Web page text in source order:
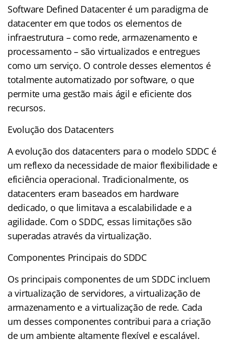
Software Defined Datacenter é um paradigma de
datacenter em que todos os elementos de
infraestrutura – como rede, armazenamento e
processamento – são virtualizados e entregues
como um serviço. O controle desses elementos é
totalmente automatizado por software, o que
permite uma gestão mais ágil e eficiente dos
recursos.
Evolução dos Datacenters
A evolução dos datacenters para o modelo SDDC é
um reflexo da necessidade de maior flexibilidade e
eficiência operacional. Tradicionalmente, os
datacenters eram baseados em hardware
dedicado, o que limitava a escalabilidade e a
agilidade. Com o SDDC, essas limitações são
superadas através da virtualização.
Componentes Principais do SDDC
Os principais componentes de um SDDC incluem
a virtualização de servidores, a virtualização de
armazenamento e a virtualização de rede. Cada
um desses componentes contribui para a criação
de um ambiente altamente flexível e escalável.